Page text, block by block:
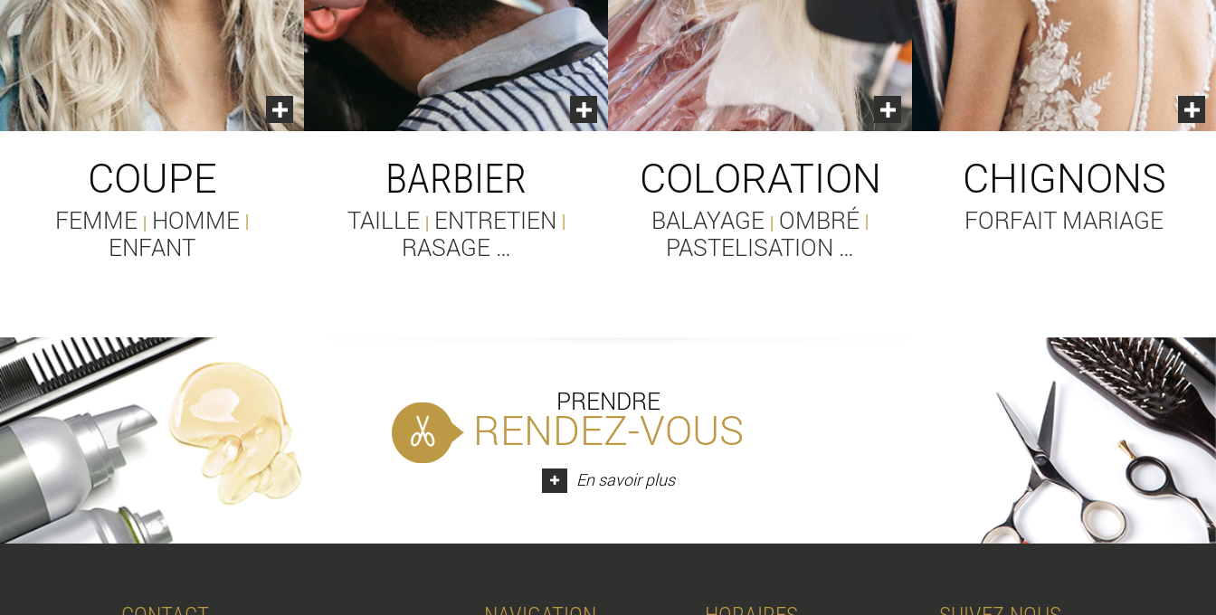
COUPE
FEMME | HOMME |
ENFANT
BARBIER
TAILLE | ENTRETIEN |
RASAGE …
COLORATION
BALAYAGE | OMBRÉ |
PASTELISATION …
CHIGNONS
FORFAIT MARIAGE
PRENDRE
RENDEZ-VOUS
En savoir plus